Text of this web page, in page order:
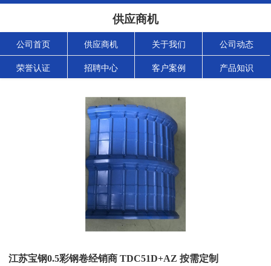
供应商机
公司首页 供应商机 关于我们 公司动态
荣誉认证 招聘中心 客户案例 产品知识
江苏宝钢0.5彩钢卷经销商 TDC51D+AZ 按需定制